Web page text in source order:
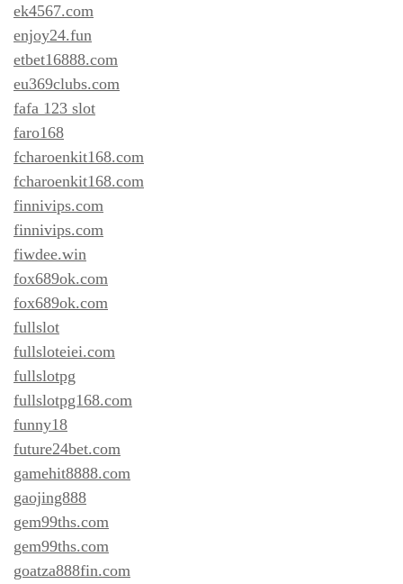
ek4567.com
enjoy24.fun
etbet16888.com
eu369clubs.com
fafa 123 slot
faro168
fcharoenkit168.com
fcharoenkit168.com
finnivips.com
finnivips.com
fiwdee.win
fox689ok.com
fox689ok.com
fullslot
fullsloteiei.com
fullslotpg
fullslotpg168.com
funny18
future24bet.com
gamehit8888.com
gaojing888
gem99ths.com
gem99ths.com
goatza888fin.com